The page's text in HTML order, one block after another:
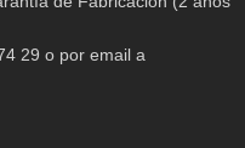
29 o por email a